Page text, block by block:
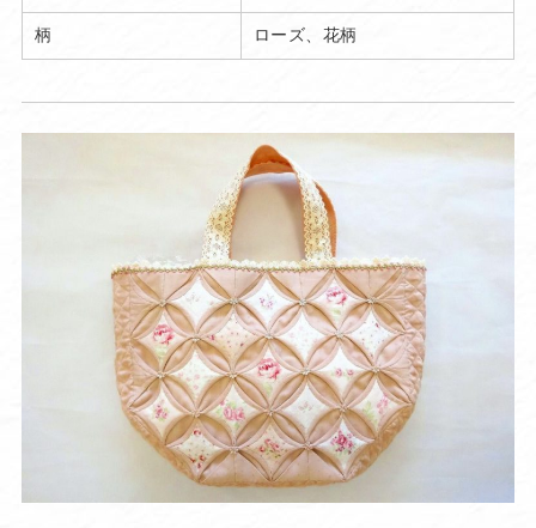
柄 ローズ、花柄